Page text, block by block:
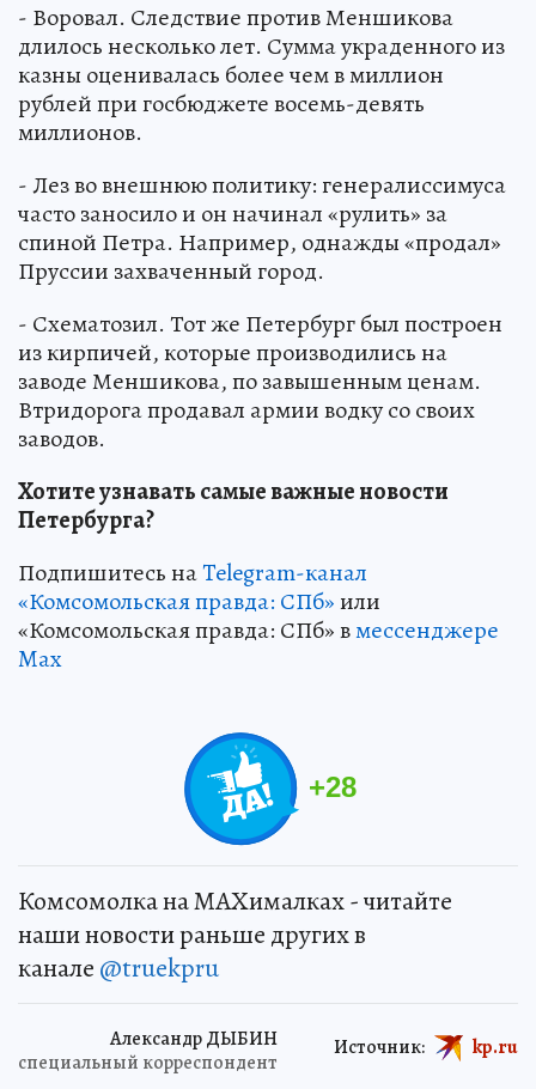
- Воровал. Следствие против Меншикова
длилось несколько лет. Сумма украденного из
казны оценивалась более чем в миллион
рублей при госбюджете восемь-девять
миллионов.
- Лез во внешнюю политику: генералиссимуса
часто заносило и он начинал «рулить» за
спиной Петра. Например, однажды «продал»
Пруссии захваченный город.
- Схематозил. Тот же Петербург был построен
из кирпичей, которые производились на
заводе Меншикова, по завышенным ценам.
Втридорога продавал армии водку со своих
заводов.
Хотите узнавать самые важные новости
Петербурга?
Подпишитесь наTelegram-канал
«Комсомольская правда: СПб»или
«Комсомольская правда: СПб» вмессенджере
Max
+28
Комсомолка на MAXималках - читайте
наши новости раньше других в
канале @truekpru
Александр ДЫБИН
специальный корреспондент
Источник: kp.ru